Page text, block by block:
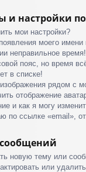
и настройки
мои настройки?
моего
неправильное время!
пояс, но время
в списке!
рядом с
отображение
и как я могу
по ссылке «email»,
новую тему или
или